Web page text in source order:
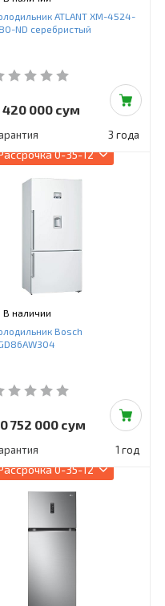
ATLANT ХМ-4524-
ND серебристый
420 000 сум
3 года
0-35-12
В наличии
Bosch
752 000 сум
1 год
0-35-12